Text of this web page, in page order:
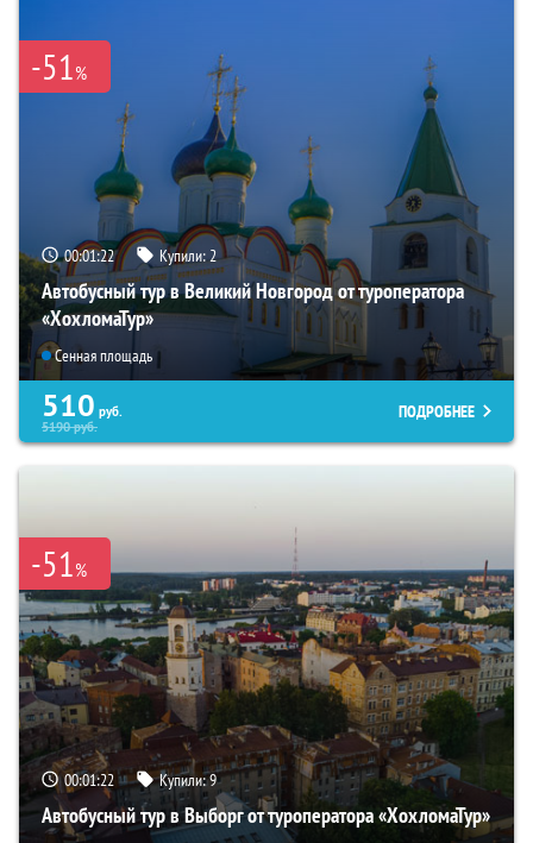
-51%
00:01:21 Купили:2
Автобусный тур в Великий Новгород от туроператора
«ХохломаТур»
Сенная площадь
510 руб.
5190руб.
ПОДРОБНЕЕ
-51%
00:01:21 Купили:9
Автобусный тур в Выборг от туроператора «ХохломаТур»